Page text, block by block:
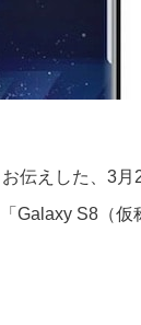
伝えした、3月
Galaxy S8（